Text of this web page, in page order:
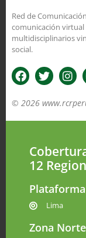
Red de
comunicación
multidisciplinarios
social.
© 2026
12
Lima
Zona Norte